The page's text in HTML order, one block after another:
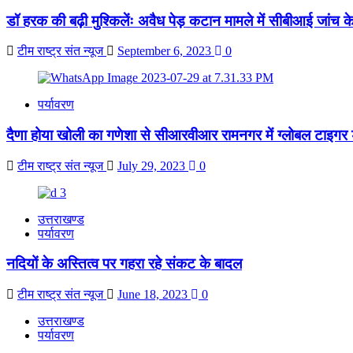
डॉ हरक की बढ़ी मुश्किलेंः अवैध पेड़ कटान मामले में सीबीआई
टीम राष्ट्र संत न्यूज September 6, 2023 0
पर्यावरण
दैणा होया खोली का गणेशा से सीआरवीआर रामनगर में ग्लोबल
टीम राष्ट्र संत न्यूज July 29, 2023 0
उत्तराखण्ड
पर्यावरण
नदियों के अस्तित्व पर गहरा रहे संकट के बादल
टीम राष्ट्र संत न्यूज June 18, 2023
0
उत्तराखण्ड
पर्यावरण